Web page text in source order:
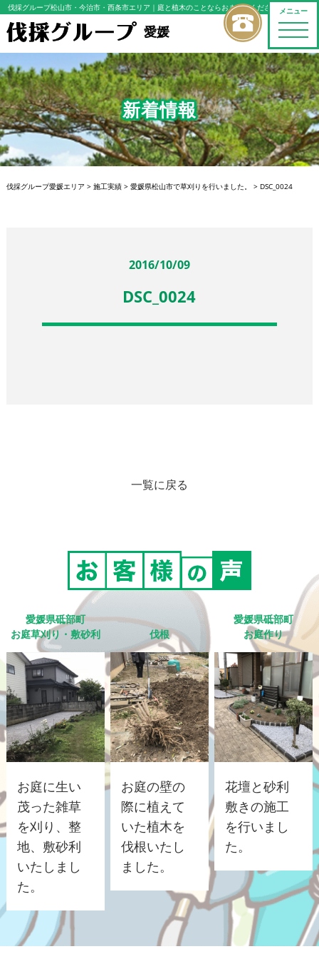
メニュー
toggle
伐採グループ松山市・今治市・西条市エリア ｜庭と植木のことならおまかせください
愛媛
新着情報
伐採グループ愛媛エリア > 施工実績> 愛媛県松山市で草刈りを行いました。 > DSC_0024
2016/10/09
DSC_0024
一覧に戻る
愛媛県砥部町
お庭草刈り・敷砂利
お庭に生い
茂った雑草
を刈り、整
地、敷砂利
いたしまし
た。
伐根
お庭の壁の
際に植えて
いた植木を
伐根いたし
ました。
愛媛県砥部町
お庭作り
花壇と砂利
敷きの施工
を行いまし
た。